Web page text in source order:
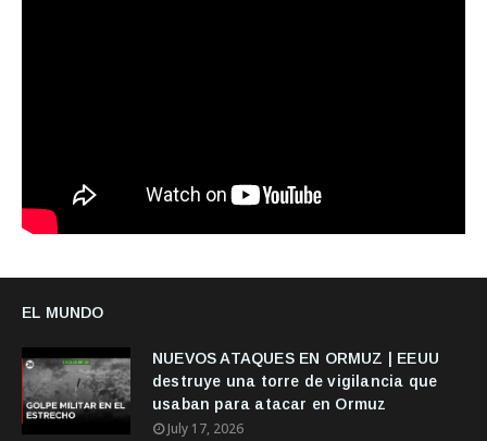
EL MUNDO
NUEVOS ATAQUES EN ORMUZ | EEUU
destruye una torre de vigilancia que
usaban para atacar en Ormuz
July 17, 2026